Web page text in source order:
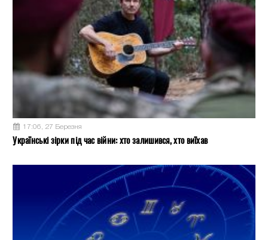
17:06, 27 Березня
Українські зірки під час війни: хто залишився, хто виїхав